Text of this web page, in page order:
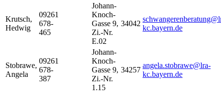
Krutsch,
Hedwig
09261
678-
465
Johann-
Knoch-
Gasse 9,
Zi.-Nr.
E.02
34042
kc.bayern.de
Stobrawe,
Angela
09261
678-
387
Johann-
Knoch-
Gasse 9,
Zi.-Nr.
1.15
34257
angela.stobrawe@lra-
kc.bayern.de